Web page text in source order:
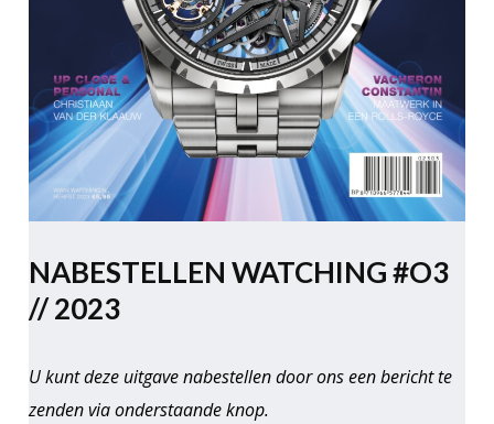
NABESTELLEN WATCHING #O3
// 2023
U kunt deze uitgave nabestellen door ons een bericht te
zenden via onderstaande knop.